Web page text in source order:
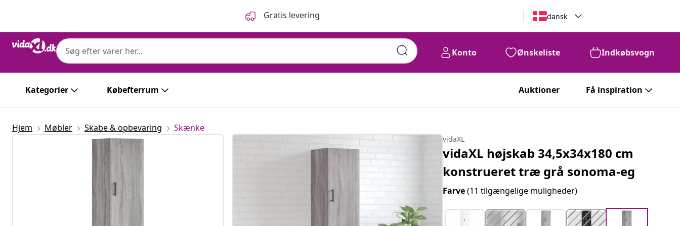
Gratis levering dansk
Konto Ønskeliste Indkøbsvogn
Kategorier Købefterrum Auktioner Få inspiration
Hjem Møbler Skabe & opbevaring Skænke
vidaXL
vidaXL højskab 34,5x34x180 cm
konstrueret træ grå sonoma-eg
Farve(11 tilgængelige muligheder)